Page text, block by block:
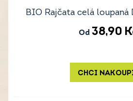
BIO Rajčata celá loupaná
Od 38,90
CHCI